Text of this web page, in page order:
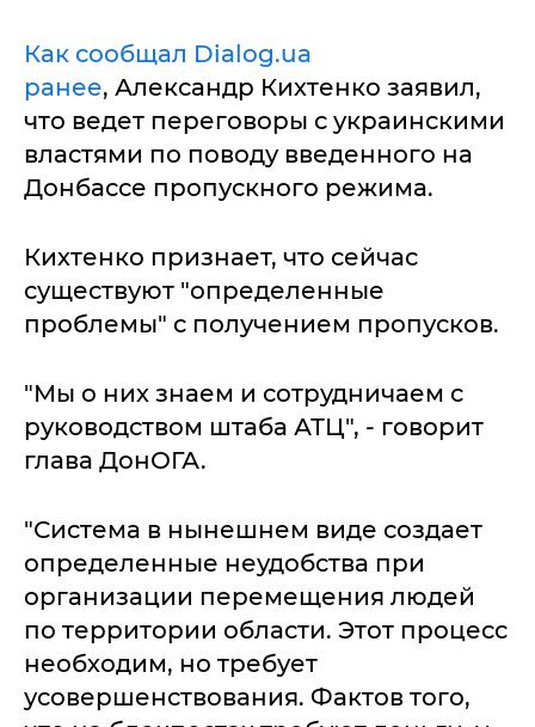
Как сообщал Dialog.ua
ранее, Александр Кихтенко заявил,
что ведет переговоры с украинскими
властями по поводу введенного на
Донбассе пропускного режима.
Кихтенко признает, что сейчас
существуют "определенные
проблемы" с получением пропусков.
"Мы о них знаем и сотрудничаем с
руководством штаба АТЦ", - говорит
глава ДонОГА.
"Система в нынешнем виде создает
определенные неудобства при
организации перемещения людей
по территории области. Этот процесс
необходим, но требует
усовершенствования. Фактов того,